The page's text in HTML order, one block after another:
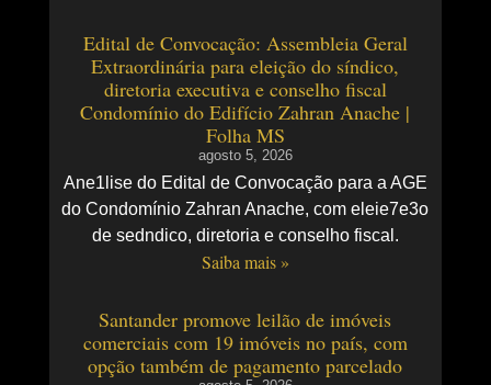
Edital de Convocação: Assembleia Geral
Extraordinária para eleição do síndico,
diretoria executiva e conselho fiscal
Condomínio do Edifício Zahran Anache |
Folha MS
agosto 5, 2026
Ane1lise do Edital de Convocação para a AGE
do Condomínio Zahran Anache, com eleie7e3o
de sedndico, diretoria e conselho fiscal.
Saiba mais »
Santander promove leilão de imóveis
comerciais com 19 imóveis no país, com
opção também de pagamento parcelado